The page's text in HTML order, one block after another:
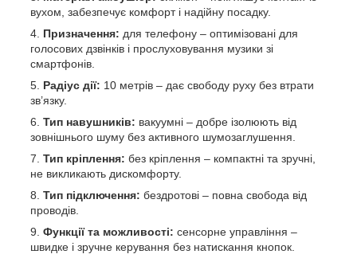
вухом, забезпечує комфорт і надійну посадку.
Призначення: для телефону – оптимізовані для
голосових дзвінків і прослуховування музики зі
смартфонів.
Радіус дії: 10 метрів – дає свободу руху без втрати
зв’язку.
Тип навушників: вакуумні – добре ізолюють від
зовнішнього шуму без активного шумозаглушення.
Тип кріплення: без кріплення – компактні та зручні,
не викликають дискомфорту.
Тип підключення: бездротові – повна свобода від
проводів.
Функції та можливості: сенсорне управління –
швидке і зручне керування без натискання кнопок.